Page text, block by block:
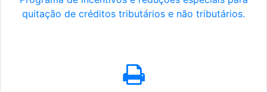
quitação de créditos tributários e não tributários.